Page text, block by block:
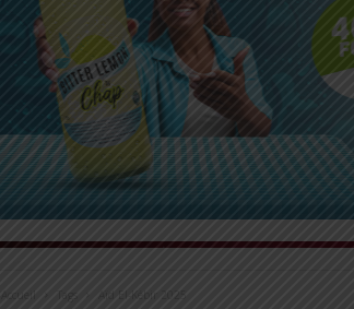
Accueil Tags Aïd El-Kébir 2025